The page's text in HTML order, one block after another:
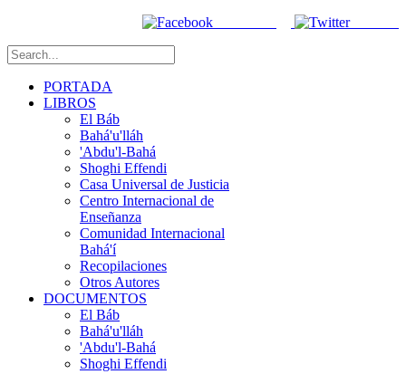
PORTADA
LIBROS
El Báb
Bahá'u'lláh
'Abdu'l-Bahá
Shoghi Effendi
Casa Universal de Justicia
Centro Internacional de
Enseñanza
Comunidad Internacional
Bahá'í
Recopilaciones
Otros Autores
DOCUMENTOS
El Báb
Bahá'u'lláh
'Abdu'l-Bahá
Shoghi Effendi